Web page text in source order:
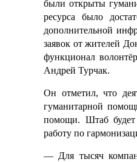
были открыты
ресурса было
дополнительной
заявок от жителей
функционал
Андрей Турчак.
Он отметил, что
гуманитарной
помощи. Штаб будет
работу по
— Для тысяч